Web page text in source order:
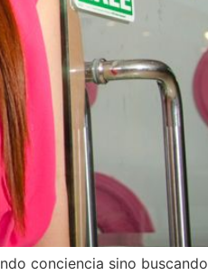
conciencia sino buscando